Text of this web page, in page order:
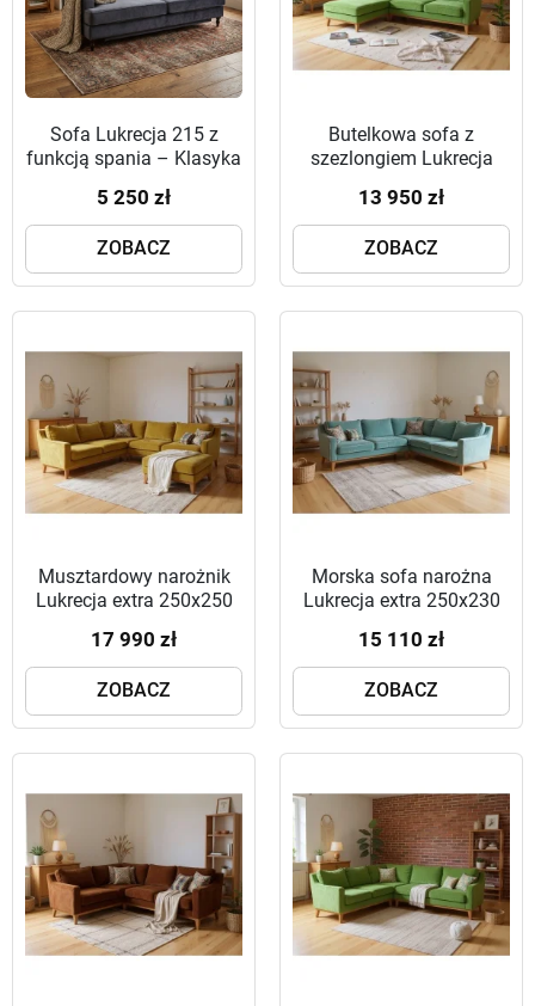
Sofa Lukrecja 215 z
funkcją spania – Klasyka
Komfort
5 250 zł
ZOBACZ
Butelkowa sofa z
szezlongiem Lukrecja
13 950 zł
ZOBACZ
Musztardowy narożnik
Lukrecja extra 250x250
17 990 zł
ZOBACZ
Morska sofa narożna
Lukrecja extra 250x230
15 110 zł
ZOBACZ